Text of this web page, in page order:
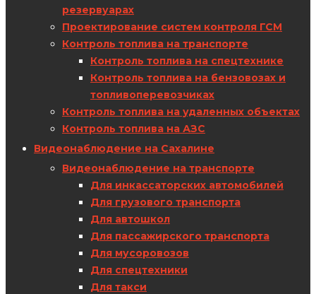
резервуарах
Проектирование систем контроля ГСМ
Контроль топлива на транспорте
Контроль топлива на спецтехнике
Контроль топлива на бензовозах и
топливоперевозчиках
Контроль топлива на удаленных объектах
Контроль топлива на АЗС
Видеонаблюдение на Сахалине
Видеонаблюдение на транспорте
Для инкассаторских автомобилей
Для грузового транспорта
Для автошкол
Для пассажирского транспорта
Для мусоровозов
Для спецтехники
Для такси